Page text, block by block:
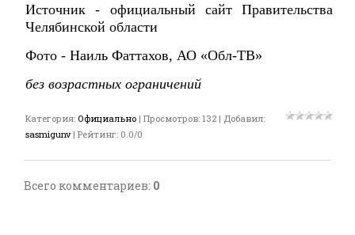
Источник - официальный сайт Правительства
Челябинской области
Фото - Наиль Фаттахов, АО «Обл-ТВ»
без возрастных ограничений
Категория: Официально | Просмотров: 132 | Добавил:
sasmigunv | Рейтинг: 0.0/0
Всего комментариев: 0